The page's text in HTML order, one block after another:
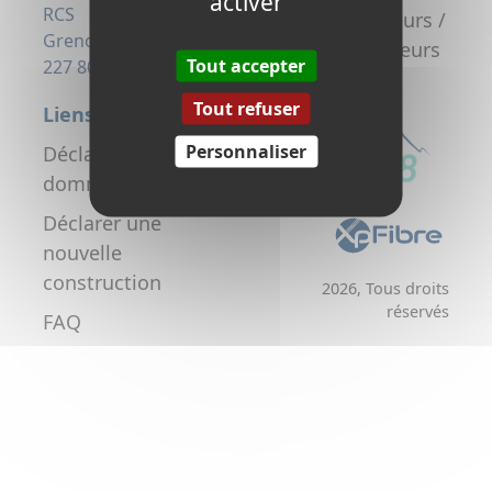
RCS
Grenoble 823
227 806
la fibre
Promoteurs /
Aménageurs
Liens utiles
Déclarer un
dommage réseau
Déclarer une
nouvelle
construction
FAQ
2026, Tous droits
réservés
Tout accepter
Tout refuser
Personnaliser